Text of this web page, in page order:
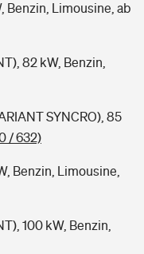
Benzin, Limousine, ab
82 kW, Benzin,
SYNCRO), 85
/ 632)
Benzin, Limousine,
100 kW, Benzin,